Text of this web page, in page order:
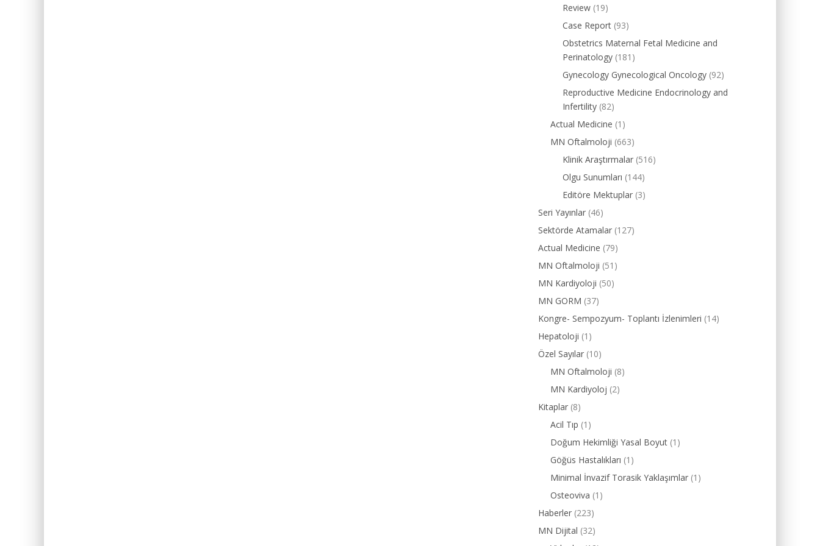
Review (19)
Case Report (93)
Obstetrics Maternal Fetal Medicine and
Perinatology (181)
Gynecology Gynecological Oncology (92)
Reproductive Medicine Endocrinology and
Infertility (82)
Actual Medicine (1)
MN Oftalmoloji (663)
Klinik Araştırmalar (516)
Olgu Sunumları (144)
Editöre Mektuplar (3)
Seri Yayınlar (46)
Sektörde Atamalar (127)
Actual Medicine (79)
MN Oftalmoloji (51)
MN Kardiyoloji (50)
MN GORM (37)
Kongre- Sempozyum- Toplantı İzlenimleri (14)
Hepatoloji (1)
Özel Sayılar (10)
MN Oftalmoloji (8)
MN Kardiyoloj (2)
Kitaplar (8)
Acil Tıp (1)
Doğum Hekimliği Yasal Boyut (1)
Göğüs Hastalıkları (1)
Minimal İnvazif Torasik Yaklaşımlar (1)
Osteoviva (1)
Haberler (223)
MN Dijital (32)